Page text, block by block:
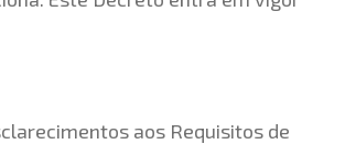
aos Requisitos de